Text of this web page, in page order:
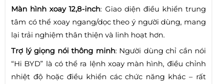
Màn hình xoay 12,8‑inch: Giao diện điều khiển trung
tâm có thể xoay ngang/dọc theo ý người dùng, mang
lại trải nghiệm thân thiện và linh hoạt hơn.
Trợ lý giọng nói thông minh: Người dùng chỉ cần nói
“Hi BYD” là có thể ra lệnh xoay màn hình, điều chỉnh
nhiệt độ hoặc điều khiển các chức năng khác – rất